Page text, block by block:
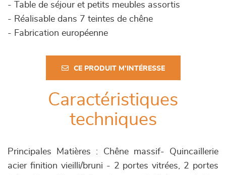
- Table de séjour et petits meubles assortis
- Réalisable dans 7 teintes de chêne
- Fabrication européenne
CE PRODUIT M'INTÉRESSE
Caractéristiques
techniques
Principales Matières : Chêne massif- Quincaillerie
acier finition vieilli/bruni - 2 portes vitrées, 2 portes